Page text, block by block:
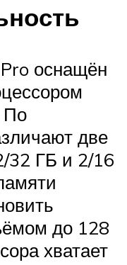
оснащён
По
две
32 ГБ и 2/16
до 128
хватает